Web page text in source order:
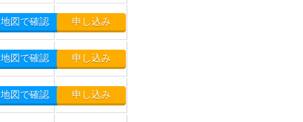
地図で確認 申し込み
地図で確認 申し込み
地図で確認 申し込み